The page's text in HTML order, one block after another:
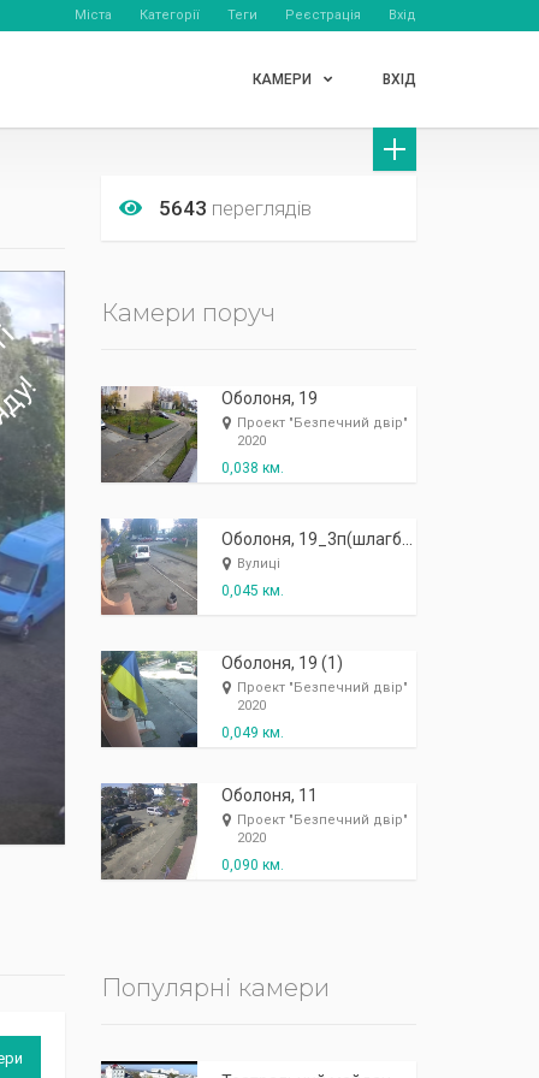
Міста Категорії Теги Реєстрація Вхід
КАМЕРИ ВХІД
5643 переглядів
Камери поруч
Оболоня, 19
Проект "Безпечний двір"
2020
0,038 км.
Вулиці
0,045 км.
Оболоня, 19 (1)
Проект "Безпечний двір"
2020
0,049 км.
Оболоня, 11
Проект "Безпечний двір"
2020
0,090 км.
Популярні камери